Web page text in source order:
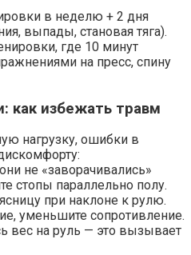
в неделю + 2 дня
выпады, становая тяга).
где 10 минут
на пресс, спину
как избежать травм
нагрузку, ошибки в
не «заворачивались»
стопы параллельно полу.
при наклоне к рулю.
уменьшите сопротивление.
вес на руль — это вызывает